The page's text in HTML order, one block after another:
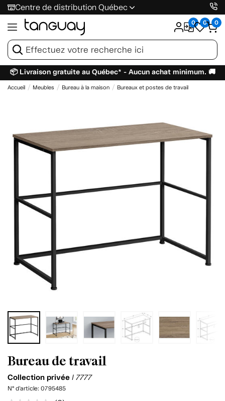
Centre de distribution Québec
0 0 0
📦 Livraison gratuite au Québec* - Aucun achat minimum. 🚚
Accueil Meubles Bureau à la maison Bureaux et postes de travail
Bureau de travail
Collection privée I 7777
N° d'article: 0795485